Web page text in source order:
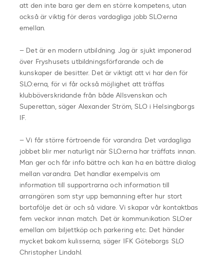
att den inte bara ger dem en större kompetens, utan
också är viktig för deras vardagliga jobb SLO:erna
emellan.
– Det är en modern utbildning. Jag är sjukt imponerad
över Fryshusets utbildningsförfarande och de
kunskaper de besitter. Det är viktigt att vi har den för
SLO:erna, för vi får också möjlighet att träffas
klubböverskridande från både Allsvenskan och
Superettan, säger Alexander Ström, SLO i Helsingborgs
IF.
– Vi får större förtroende för varandra. Det vardagliga
jobbet blir mer naturligt när SLO:erna har träffats innan.
Man ger och får info bättre och kan ha en bättre dialog
mellan varandra. Det handlar exempelvis om
information till supportrarna och information till
arrangören som styr upp bemanning efter hur stort
bortafölje det är och så vidare. Vi skapar vår kontaktbas
fem veckor innan match. Det är kommunikation SLO:er
emellan om biljettköp och parkering etc. Det händer
mycket bakom kulisserna, säger IFK Göteborgs SLO
Christopher Lindahl.